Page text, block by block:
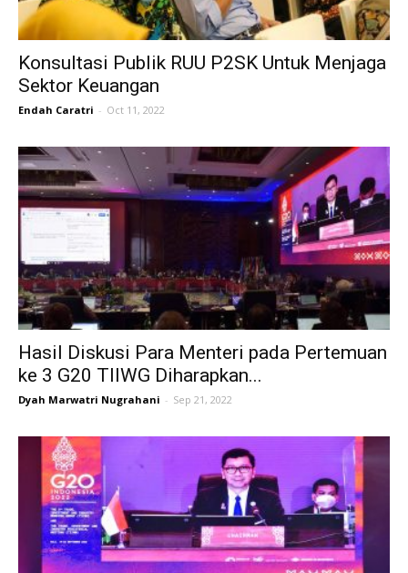
Konsultasi Publik RUU P2SK Untuk Menjaga
Sektor Keuangan
Endah Caratri - Oct 11, 2022
Hasil Diskusi Para Menteri pada Pertemuan
ke 3 G20 TIIWG Diharapkan...
Dyah Marwatri Nugrahani - Sep 21, 2022